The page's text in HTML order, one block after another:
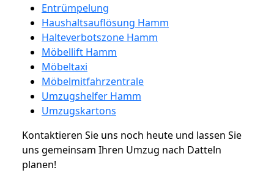
Entrümpelung
Haushaltsauflösung Hamm
Halteverbotszone Hamm
Möbellift Hamm
Möbeltaxi
Möbelmitfahrzentrale
Umzugshelfer Hamm
Umzugskartons
Kontaktieren Sie uns noch heute und lassen Sie
uns gemeinsam Ihren Umzug nach Datteln
planen!